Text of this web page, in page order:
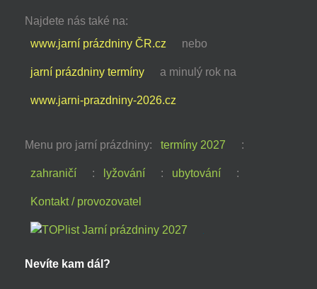
Najdete nás také na:
www.jarní prázdniny ČR.cz
nebo
jarní prázdniny termíny a minulý rok na
www.jarni-prazdniny-2026.cz
Menu pro jarní prázdniny: termíny 2027 :
zahraničí : lyžování : ubytování :
Kontakt / provozovatel
Nevíte kam dál?